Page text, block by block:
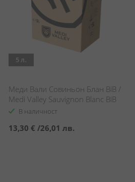
5 л.
Меди Вали Совиньон Блан BiB /
Medi Valley Sauvignon Blanc BiB
В наличност
13,30 € /26,01 лв.